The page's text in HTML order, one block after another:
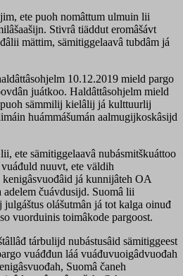
ete puoh nomâttum ulmuin lii
Stivrâ tiäddut eromâšávt
mättim, sämitiggelaavâ tubdâm já
10.12.2019 mield pargo
juátkoo. Haldâttâsohjelm mield
sämmilij kielâlij já kulttuurlij
huámmášumán aalmugijkoskâsijd
ete sämitiggelaavâ nubásmitškuáttoo
nuuvt, ete väldih
kenigâsvuođâid já kunnijâteh OA
čuávdusijd. Suomâ lii
olášutmân já tot kalga oinuđ
vuorduinis toimâkode pargoost.
tárbulijd nubástusâid sämitiggeest
vuáđđun láá vuáđuvuoigâdvuođah
Suomâ čaneh